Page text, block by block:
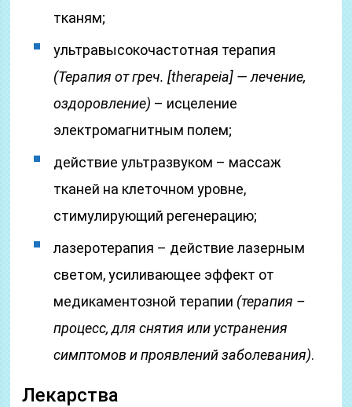
тканям;
ультравысокочастотная терапия
(Терапия от греч. [therapeia] — лечение,
оздоровление) – исцеление
электромагнитным полем;
действие ультразвуком – массаж
тканей на клеточном уровне,
стимулирующий регенерацию;
лазеротерапия – действие лазерным
светом, усиливающее эффект от
медикаментозной терапии (терапия –
процесс, для снятия или устранения
симптомов и проявлений заболевания).
Лекарства